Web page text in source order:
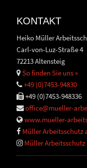
KONTAKT
Heiko Müller
Carl-von-Luz-Straße 4
72213 Altensteig
So finden Sie uns »
+49 (0)7453-94830
+49 (0)7453-948336
office@mueller-
www.mueller-
Müller Arbeitsschutz
Müller